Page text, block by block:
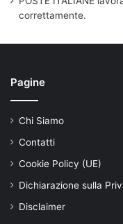
correttamente.
Pagine
Chi Siamo
Contatti
Cookie Policy (UE)
Dichiarazione sulla
Disclaimer